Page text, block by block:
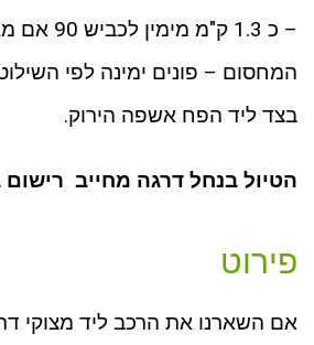
– כ 1.3 ק"מ
המחסום – פונים ימינה לפי
בצד ליד הפח אשפה הירוק.
הטיול בנחל דרגה מחייב
פירוט